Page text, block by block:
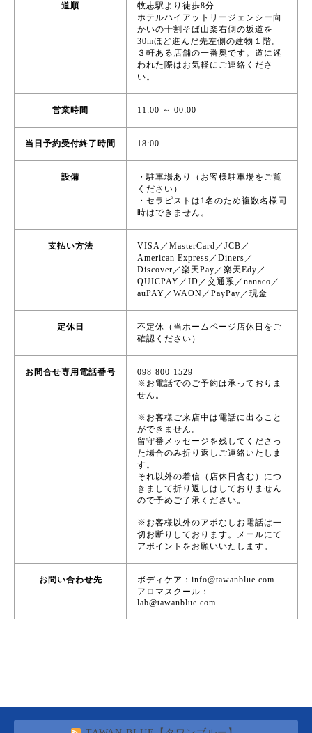
道順
牧志駅より徒歩8分
ホテルハイアットリージェンシー向
かいの十割そば山楽右側の坂道を
30mほど進んだ先左側の建物１階。
３軒ある店舗の一番奥です。道に迷
われた際はお気軽にご連絡くださ
い。
営業時間 11:00 ～ 00:00
当日予約受付終了時間 18:00
設備
・駐車場あり（お客様駐車場をご覧
ください）
・セラピストは1名のため複数名様同
時はできません。
支払い方法
VISA／MasterCard／JCB／
American Express／Diners／
Discover／楽天Pay／楽天Edy／
QUICPAY／ID／交通系／nanaco／
auPAY／WAON／PayPay／現金
定休日
不定休（当ホームページ店休日をご
確認ください）
お問合せ専用電話番号
098-800-1529
※お電話でのご予約は承っておりま
せん。
※お客様ご来店中は電話に出ること
ができません。
留守番メッセージを残してくださっ
た場合のみ折り返しご連絡いたしま
す。
それ以外の着信（店休日含む）につ
きまして折り返しはしておりません
ので予めご了承ください。
※お客様以外のアポなしお電話は一
切お断りしております。メールにて
アポイントをお願いいたします。
お問い合わせ先
ボディケア：info@tawanblue.com
アロマスクール：
lab@tawanblue.com